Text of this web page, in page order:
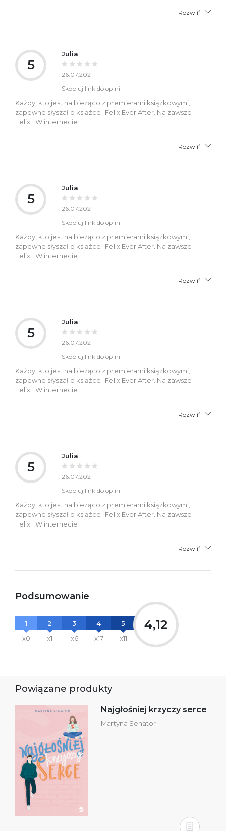
Rozwiń
5
Julia
26.07.2021
Skopiuj link do opinii
Każdy, kto jest na bieżąco z premierami książkowymi,
zapewne słyszał o książce "Felix Ever After. Na zawsze
Felix". W internecie
Rozwiń
5
Julia
26.07.2021
Skopiuj link do opinii
Każdy, kto jest na bieżąco z premierami książkowymi,
zapewne słyszał o książce "Felix Ever After. Na zawsze
Felix". W internecie
Rozwiń
5
Julia
26.07.2021
Skopiuj link do opinii
Każdy, kto jest na bieżąco z premierami książkowymi,
zapewne słyszał o książce "Felix Ever After. Na zawsze
Felix". W internecie
Rozwiń
5
Julia
26.07.2021
Skopiuj link do opinii
Każdy, kto jest na bieżąco z premierami książkowymi,
zapewne słyszał o książce "Felix Ever After. Na zawsze
Felix". W internecie
Rozwiń
Podsumowanie
1
x0
2
x1
3
x6
4
x17
5
x11
4,12
Powiązane produkty
Najgłośniej krzyczy serce
Martyna Senator